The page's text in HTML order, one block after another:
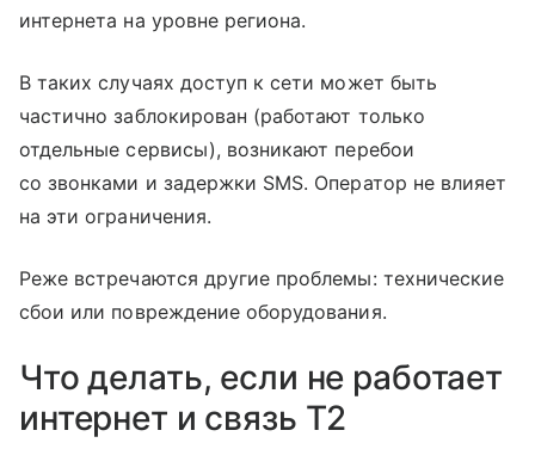
интернета на уровне региона.
В таких случаях доступ к сети может быть
частично заблокирован (работают только
отдельные сервисы), возникают перебои
со звонками и задержки SMS. Оператор не влияет
на эти ограничения.
Реже встречаются другие проблемы: технические
сбои или повреждение оборудования.
Что делать, если не работает
интернет и связь T2